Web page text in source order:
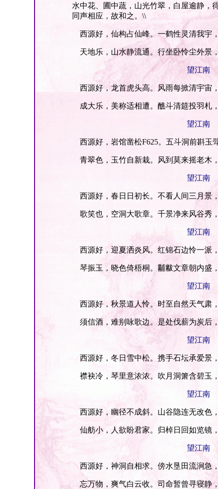
水中花、圃中蔬，山光竹翠，白屋逾静，
同声相应，故和之。\\
西源好，仙构占仙峰。一鹤性灵清我宇
天地乐，山水静流通。行坐卧怜尘外景
望江南
西源好，龙首虎头高。风雨每掀清宇宙
成大乐，美称适相遭。醮斗清筵投羽札
望江南
西源好，岩馆凿松F625。五斗洞前斟玉
青翠色，玉竹自新栽。风到莫来摇老木
望江南
西源好，春日日初长。不看人间三月景
歌笑也，空洞大歌章。千景净来风谷秀
望江南
西源好，迎夏洒炎风。红锦石边怜一派
琴振玉，晓色倚梧桐。黼黻文章朝内盛
望江南
西源好，秋景道人怜。时至自然天气肃
须信酒，难别咏歌边。是处伐薪为炭后
望江南
西源好，冬日雪中松。携手石坛承爱景
襟袂冷，琴里意浓浓。吹月洞箫含碧玉
望江南
西源好，幽径不成斜。山谷隐连无改色
仙舫小，人欲盼君家。归棹日回如览镜
望江南
西源好，神洞自相求。傍水垦田流涧急
忘万物，爽气白云收。司命暂曾寻寝静